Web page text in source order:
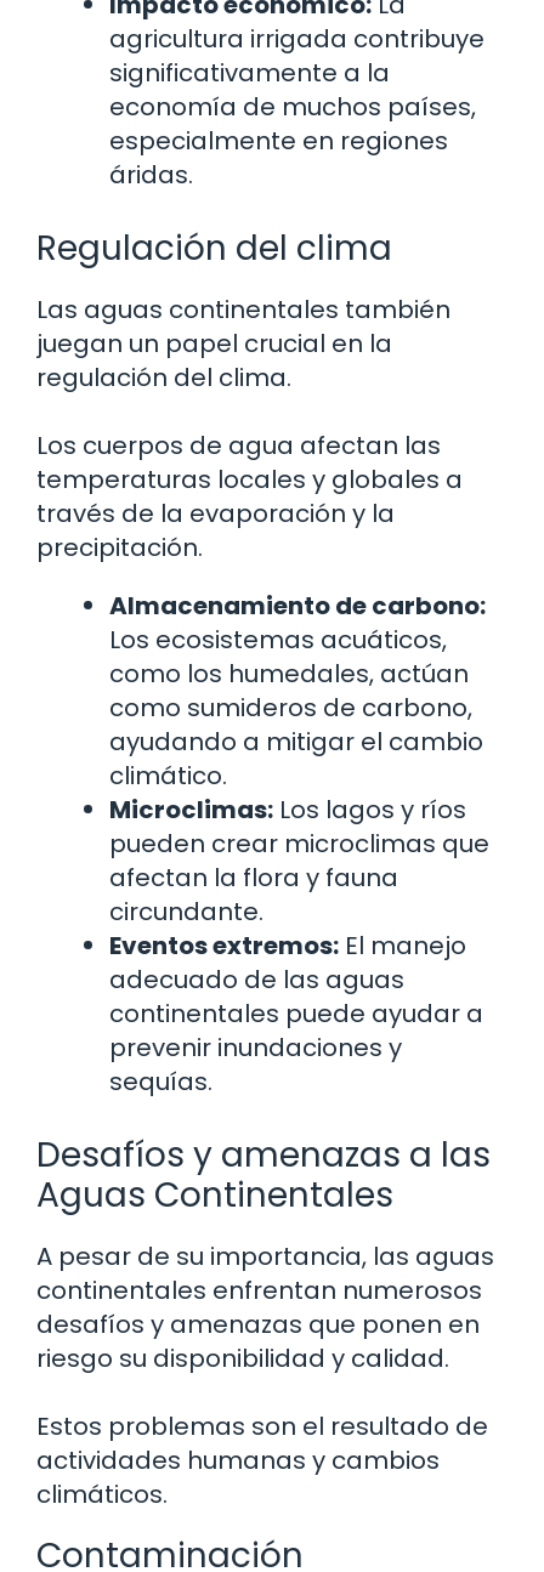
agricultura irrigada contribuye
significativamente a la
economía de muchos países,
especialmente en regiones
áridas.
Regulación del clima
Las aguas continentales también
juegan un papel crucial en la
regulación del clima.
Los cuerpos de agua afectan las
temperaturas locales y globales a
través de la evaporación y la
precipitación.
Almacenamiento de carbono:
Los ecosistemas acuáticos,
como los humedales, actúan
como sumideros de carbono,
ayudando a mitigar el cambio
climático.
Microclimas: Los lagos y ríos
pueden crear microclimas que
afectan la flora y fauna
circundante.
Eventos extremos: El manejo
adecuado de las aguas
continentales puede ayudar a
prevenir inundaciones y
sequías.
Desafíos y amenazas a las
Aguas Continentales
A pesar de su importancia, las aguas
continentales enfrentan numerosos
desafíos y amenazas que ponen en
riesgo su disponibilidad y calidad.
Estos problemas son el resultado de
actividades humanas y cambios
climáticos.
Contaminación